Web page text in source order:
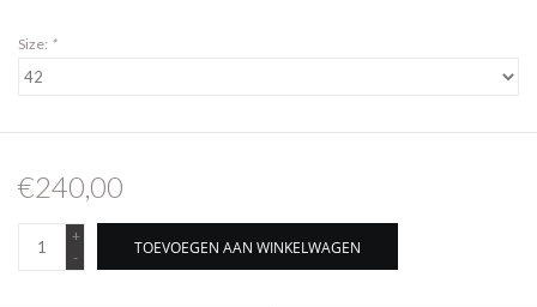
Size: *
€240,00
+
-
TOEVOEGEN AAN WINKELWAGEN